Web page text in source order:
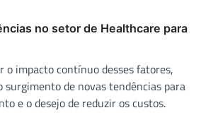
no setor de Healthcare para
o impacto contínuo desses fatores,
de novas tendências para
e o desejo de reduzir os custos.